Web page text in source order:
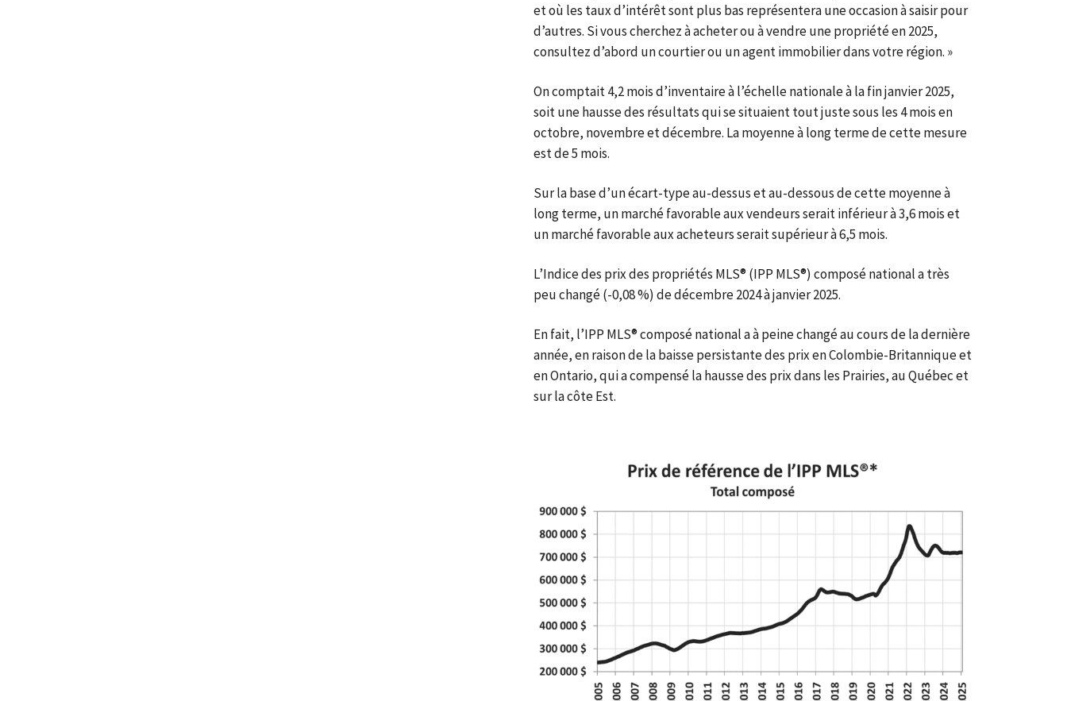
et où les taux d’intérêt sont plus bas représentera une occasion à saisir pour
d’autres. Si vous cherchez à acheter ou à vendre une propriété en 2025,
consultez d’abord un courtier ou un agent immobilier dans votre région. »
On comptait 4,2 mois d’inventaire à l’échelle nationale à la fin janvier 2025,
soit une hausse des résultats qui se situaient tout juste sous les 4 mois en
octobre, novembre et décembre. La moyenne à long terme de cette mesure
est de 5 mois.
Sur la base d’un écart-type au-dessus et au-dessous de cette moyenne à
long terme, un marché favorable aux vendeurs serait inférieur à 3,6 mois et
un marché favorable aux acheteurs serait supérieur à 6,5 mois.
L’Indice des prix des propriétés MLS® (IPP MLS®) composé national a très
peu changé (-0,08 %) de décembre 2024 à janvier 2025.
En fait, l’IPP MLS® composé national a à peine changé au cours de la dernière
année, en raison de la baisse persistante des prix en Colombie-Britannique et
en Ontario, qui a compensé la hausse des prix dans les Prairies, au Québec et
sur la côte Est.